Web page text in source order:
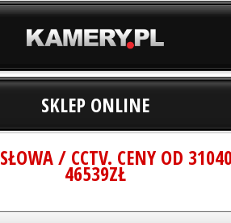
SKLEP ONLINE
/ CCTV. CENY OD
46539ZŁ